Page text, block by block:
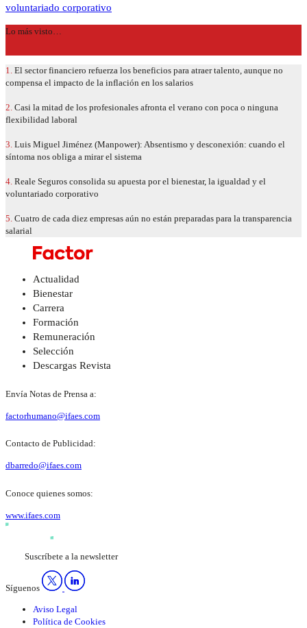
voluntariado corporativo
Lo más visto…
1. El sector financiero refuerza los beneficios para atraer talento, aunque no
compensa el impacto de la inflación en los salarios
2. Casi la mitad de los profesionales afronta el verano con poca o ninguna
flexibilidad laboral
3. Luis Miguel Jiménez (Manpower): Absentismo y desconexión: cuando el
síntoma nos obliga a mirar el sistema
4. Reale Seguros consolida su apuesta por el bienestar, la igualdad y el
voluntariado corporativo
5. Cuatro de cada diez empresas aún no están preparadas para la transparencia
salarial
Actualidad
Bienestar
Carrera
Formación
Remuneración
Selección
Descargas Revista
Envía Notas de Prensa a:
factorhumano@ifaes.com
Contacto de Publicidad:
dbarredo@ifaes.com
Conoce quienes somos:
www.ifaes.com
Suscríbete a la newsletter
Síguenos
Aviso Legal
Política de Cookies